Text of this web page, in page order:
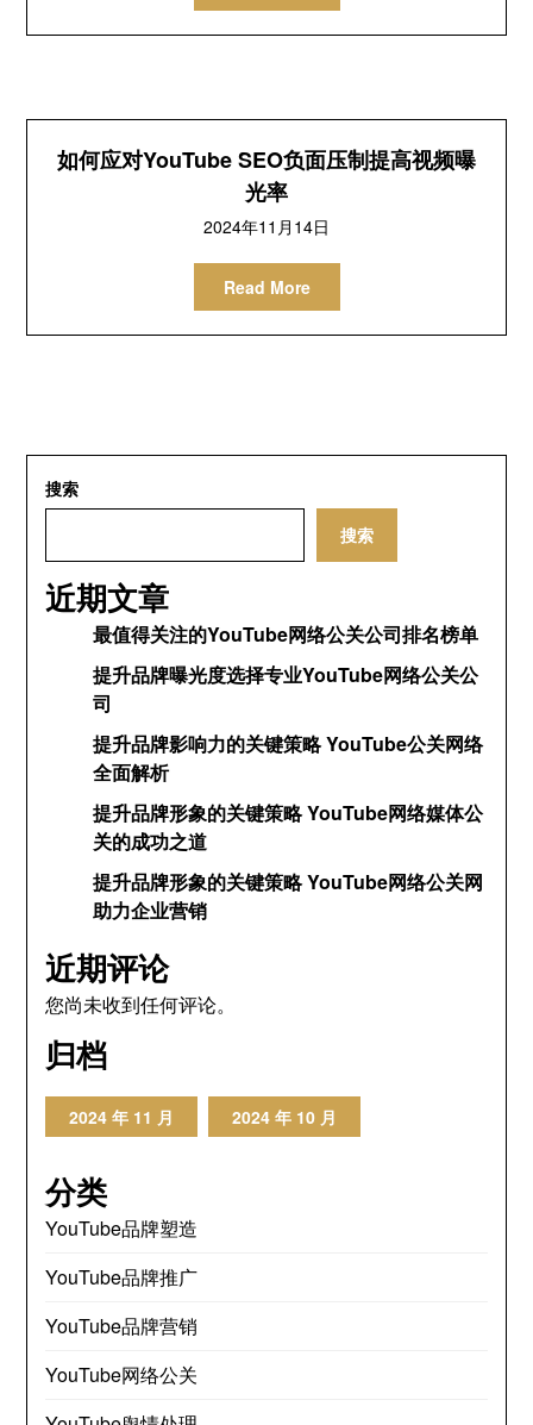
如何应对YouTube SEO负面压制提高视频曝
光率
2024年11月14日
Read More
搜索
搜索
近期文章
最值得关注的YouTube网络公关公司排名榜单
提升品牌曝光度选择专业YouTube网络公关公
司
提升品牌影响力的关键策略 YouTube公关网络
全面解析
提升品牌形象的关键策略 YouTube网络媒体公
关的成功之道
提升品牌形象的关键策略 YouTube网络公关网
助力企业营销
近期评论
您尚未收到任何评论。
归档
2024 年 11 月 2024 年 10 月
分类
YouTube品牌塑造
YouTube品牌推广
YouTube品牌营销
YouTube网络公关